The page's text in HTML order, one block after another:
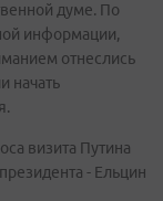
думе. По
информации,
отнеслись
начать
визита Путина
- Ельцин